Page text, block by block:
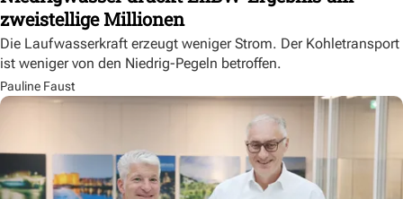
zweistellige Millionen
Die Laufwasserkraft erzeugt weniger Strom. Der Kohletransport
ist weniger von den Niedrig-Pegeln betroffen.
Pauline Faust